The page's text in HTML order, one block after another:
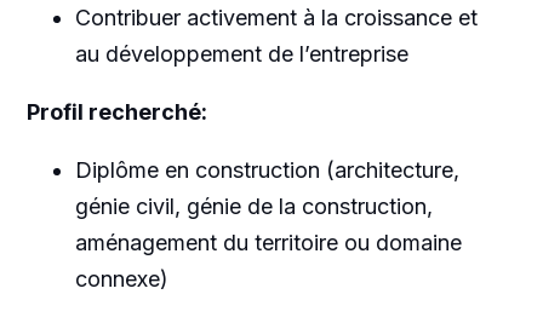
Contribuer activement à la croissance et
au développement de l’entreprise
Profil recherché:
Diplôme en construction (architecture,
génie civil, génie de la construction,
aménagement du territoire ou domaine
connexe)